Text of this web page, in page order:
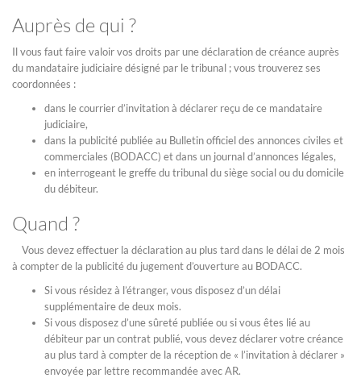
Auprès de qui ?
Il vous faut faire valoir vos droits par une déclaration de créance auprès
du mandataire judiciaire désigné par le tribunal ; vous trouverez ses
coordonnées :
dans le courrier d’invitation à déclarer reçu de ce mandataire
judiciaire,
dans la publicité publiée au Bulletin officiel des annonces civiles et
commerciales (BODACC) et dans un journal d’annonces légales,
en interrogeant le greffe du tribunal du siège social ou du domicile
du débiteur.
Quand ?
Vous devez effectuer la déclaration au plus tard dans le délai de 2 mois
à compter de la publicité du jugement d’ouverture au BODACC.
Si vous résidez à l’étranger, vous disposez d’un délai
supplémentaire de deux mois.
Si vous disposez d’une sûreté publiée ou si vous êtes lié au
débiteur par un contrat publié, vous devez déclarer votre créance
au plus tard à compter de la réception de « l’invitation à déclarer »
envoyée par lettre recommandée avec AR.